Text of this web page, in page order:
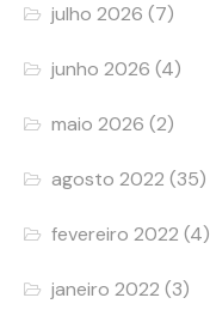
julho 2026 (7)
junho 2026 (4)
maio 2026 (2)
agosto 2022 (35)
fevereiro 2022 (4)
janeiro 2022 (3)